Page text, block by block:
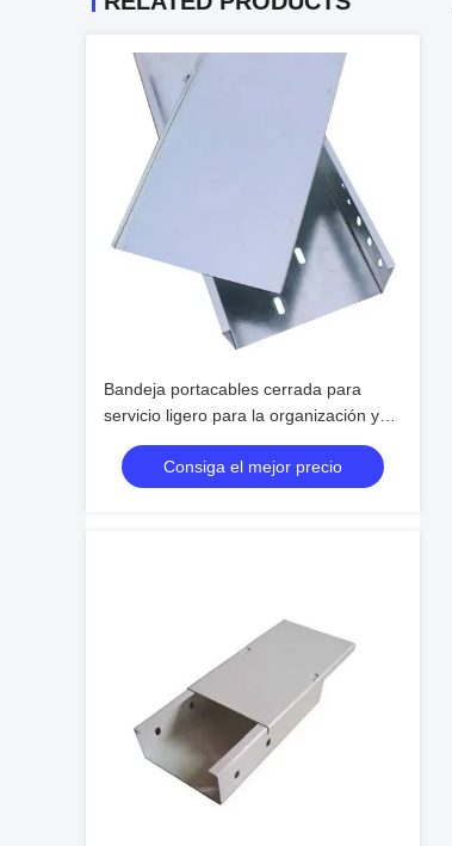
Bandeja portacables cerrada para
servicio ligero para la organización y
gestión de cables en espacios
interioresConsiga el mejor precio